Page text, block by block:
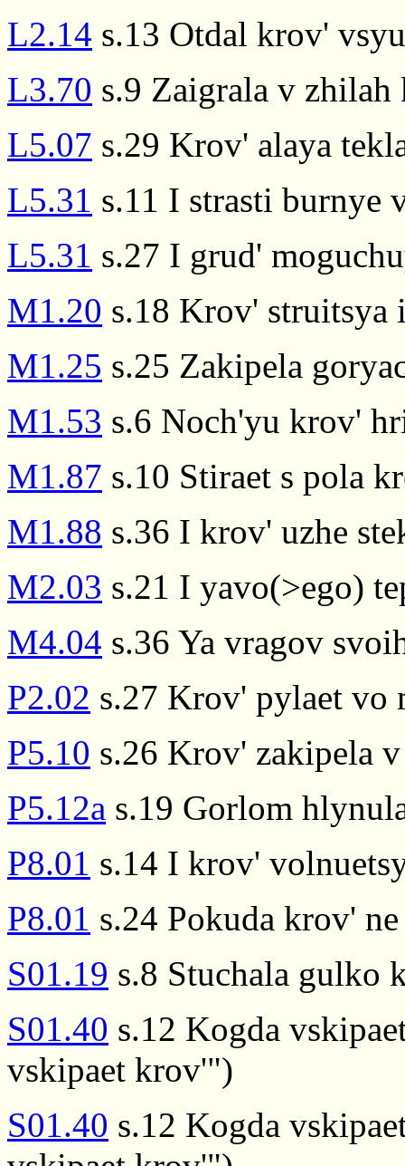
L2.14 s.13 Otdal krov'
L3.70 s.9 Zaigrala v
L5.07 s.29 Krov' alaya
L5.31 s.11 I strasti burnye
L5.31 s.27 I grud'
M1.20 s.18 Krov' struitsya
M1.25 s.25 Zakipela
M1.53 s.6 Noch'yu krov'
M1.87 s.10 Stiraet s pola
M1.88 s.36 I krov' uzhe
M2.03 s.21 I yavo(>ego)
M4.04 s.36 Ya vragov
P2.02 s.27 Krov' pylaet vo
P5.10 s.26 Krov' zakipela
P5.12a s.19 Gorlom
P8.01 s.14 I krov'
P8.01 s.24 Pokuda krov'
S01.19 s.8 Stuchala gulko
S01.40 s.12 Kogda
vskipaet krov'")
S01.40 s.12 Kogda